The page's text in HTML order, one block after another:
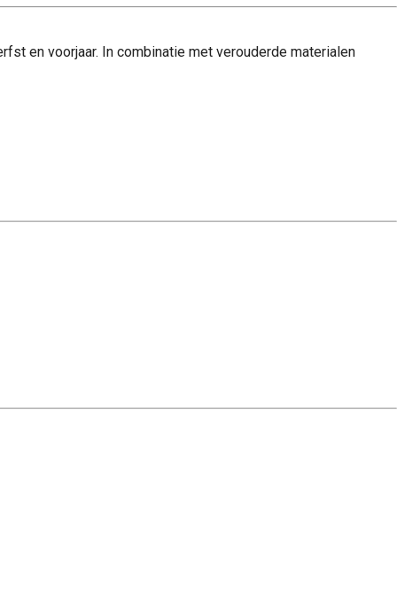
en voorjaar. In combinatie met verouderde materialen